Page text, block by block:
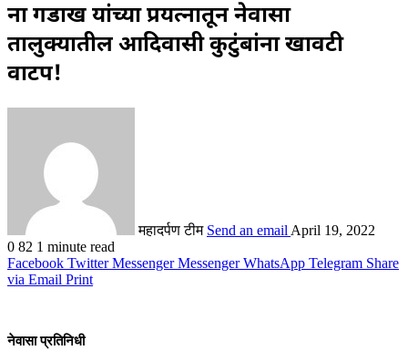
ना गडाख यांच्या प्रयत्नातून नेवासा
तालुक्यातील आदिवासी कुटुंबांना खावटी
वाटप!
महादर्पण टीम Send an email April 19, 2022
0 82 1 minute read
Facebook Twitter Messenger Messenger WhatsApp Telegram Share
via Email Print
नेवासा प्रतिनिधी